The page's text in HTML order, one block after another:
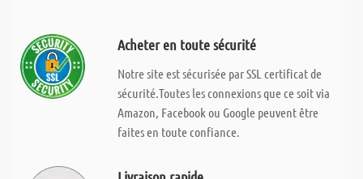
Acheter en toute sécurité
Notre site est sécurisée par SSL certificat de
sécurité.Toutes les connexions que ce soit via
Amazon, Facebook ou Google peuvent être
faites en toute confiance.